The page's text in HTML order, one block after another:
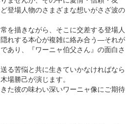
登場人物のさまざまな想いがさざ波の
を描きながら、そこに交差する登場人
れする本心が複雑に絡み合う―それが
あり、『ワーニャ伯父さん』の面白さ
る苦悩と共に生きていかなければなら
場勝己が演じます。
た彼の味わい深いワーニャ像にご期待